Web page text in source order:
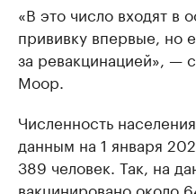
«В это число входят в
прививку впервые, но
за ревакцинацией», —
Моор.
Численность
данным на 1 января
389 человек. Так, на
вакцинировано около